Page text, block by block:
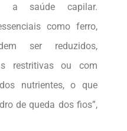
a saúde capilar.
como ferro,
ser reduzidos,
restritivas ou com
nutrientes, o que
de queda dos fios”,